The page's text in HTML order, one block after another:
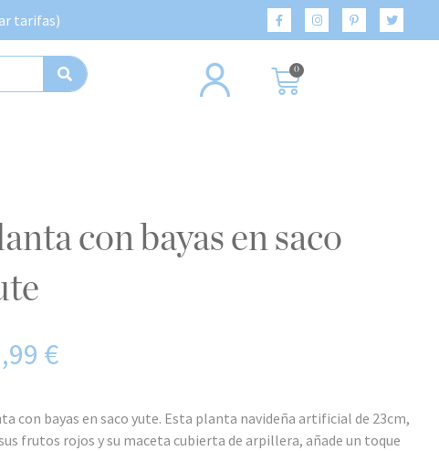
tarifas)
0
€
con bayas en saco yute. Esta planta navideña artificial de 23cm,
frutos rojos y su maceta cubierta de arpillera, añade un toque